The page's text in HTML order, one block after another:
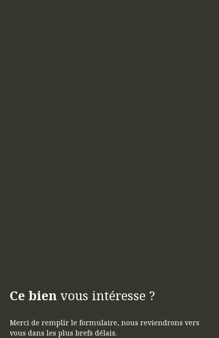
Ce bien vous intéresse ?
Merci de remplir le formulaire, nous reviendrons vers
vous dans les plus brefs délais.